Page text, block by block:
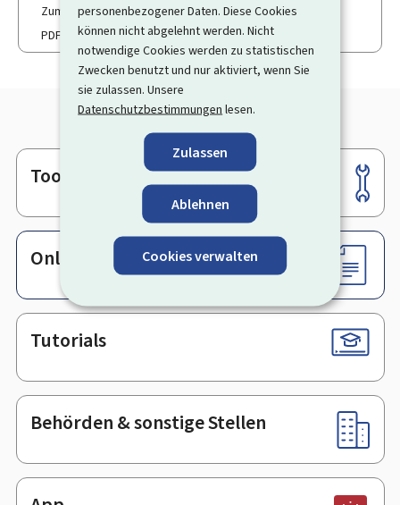
personenbezogener Daten. Diese Cookies
können nicht abgelehnt werden. Nicht
notwendige Cookies werden zu statistischen
Zwecken benutzt und nur aktiviert, wenn Sie
sie zulassen. Unsere
Datenschutzbestimmungen lesen.
Zulassen
Ablehnen
Cookies verwalten
Zum letzten Mal aktualisiert am 06.01.2026
PDF
93 KB
Footer
Tools
Online-Dienste & Formulare
Tutorials
Behörden & sonstige Stellen